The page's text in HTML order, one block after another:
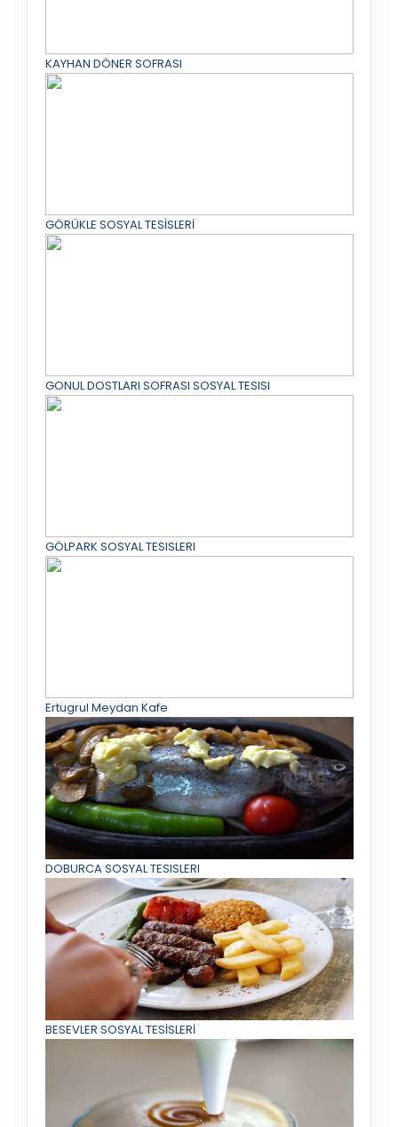
KAYHAN DÖNER SOFRASI
GÖRÜKLE SOSYAL TESİSLERİ
GONUL DOSTLARI SOFRASI SOSYAL TESISI
GÖLPARK SOSYAL TESISLERI
Ertugrul Meydan Kafe
DOBURCA SOSYAL TESISLERI
BESEVLER SOSYAL TESİSLERİ